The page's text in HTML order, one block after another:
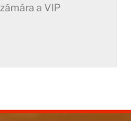
a VIP